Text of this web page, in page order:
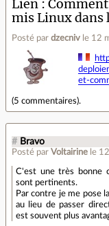
Lien
mis Linux dans
Posté par dzecniv le 12
et-
(5 commentaires).
# Bravo
Posté par Voltairine le
C'est une très bonne
sont pertinents.
Par contre je me pose
au lieu de passer
est souvent plus